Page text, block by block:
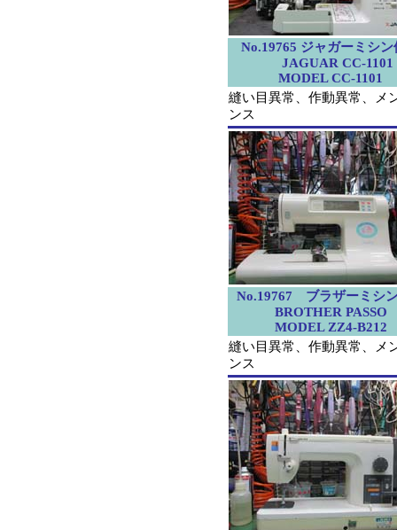
No.19765 ジャガーミシン
JAGUAR CC-1101
MODEL CC-1101
縫い目異常、作動異常、メ
ンス
No.19767 ブラザーミシ
BROTHER PASSO
MODEL ZZ4-B212
縫い目異常、作動異常、メ
ンス